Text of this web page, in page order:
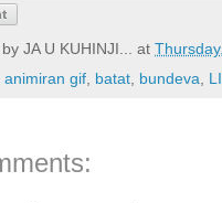
JA U KUHINJI... at
animiran gif, batat, bundeva,